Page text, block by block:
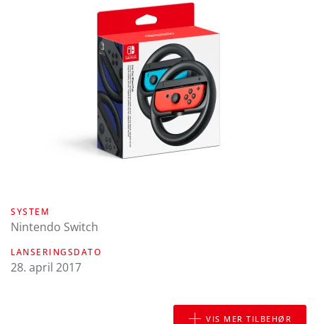
SYSTEM
Nintendo Switch
LANSERINGSDATO
28. april 2017
VIS MER TILBEHØR